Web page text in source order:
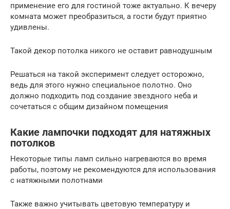
применение его для гостиной тоже актуально. К вечеру
комната может преобразиться, а гости будут приятно
удивлены.
Такой декор потолка никого не оставит равнодушным
Решаться на такой эксперимент следует осторожно,
ведь для этого нужно специальное полотно. Оно
должно подходить под создание звездного неба и
сочетаться с общим дизайном помещения
Какие лампочки подходят для натяжных
потолков
Некоторые типы ламп сильно нагреваются во время
работы, поэтому не рекомендуются для использования
с натяжными полотнами
Также важно учитывать цветовую температуру и